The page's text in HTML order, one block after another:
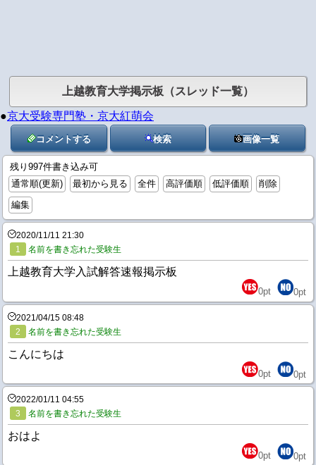
上越教育大学掲示板（スレッド一覧）
●京大受験専門塾・京大紅萌会
コメントする 検索 画像一覧
残り997件書き込み可
通常順(更新)
最初から見る 全件 高評価順 低評価順
削除
編集
2020/11/11 21:30
1
名前を書き忘れた受験生
上越教育大学入試解答速報掲示板
0pt 0pt
2021/04/15 08:48
2
名前を書き忘れた受験生
こんにちは
0pt 0pt
2022/01/11 04:55
3
名前を書き忘れた受験生
おはよ
0pt 0pt